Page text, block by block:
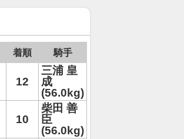
着順 騎手
12
三浦 皇
成
(56.0kg)
10
柴田 善
臣
(56.0kg)